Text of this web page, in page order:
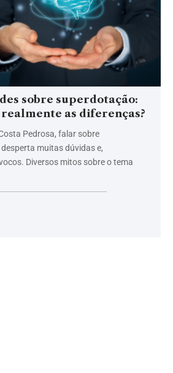
sobre superdotação:
as diferenças?
Pedrosa, falar sobre
muitas dúvidas e,
Diversos mitos sobre o tema